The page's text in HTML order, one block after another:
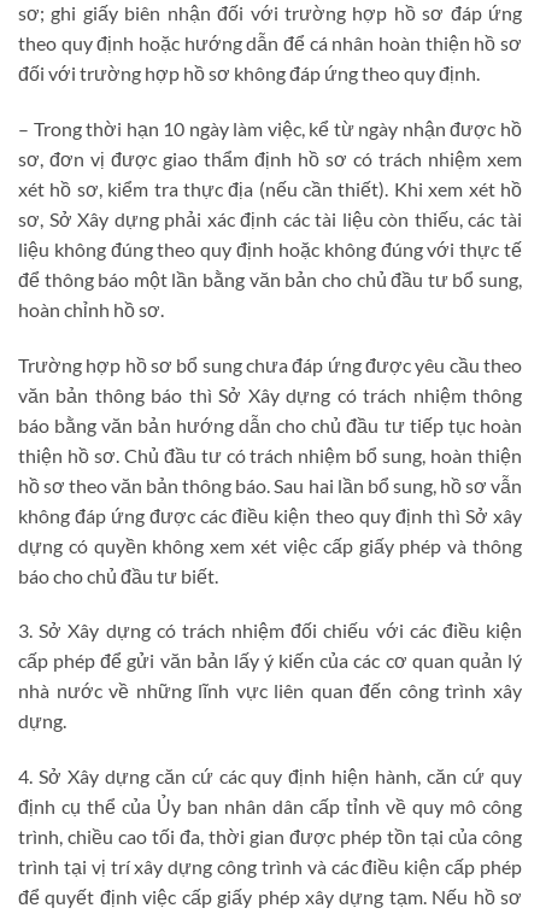
sơ; ghi giấy biên nhận đối với trường hợp hồ sơ đáp ứng
theo quy định hoặc hướng dẫn để cá nhân hoàn thiện hồ sơ
đối với trường hợp hồ sơ không đáp ứng theo quy định.
– Trong thời hạn 10 ngày làm việc, kể từ ngày nhận được hồ
sơ, đơn vị được giao thẩm định hồ sơ có trách nhiệm xem
xét hồ sơ, kiểm tra thực địa (nếu cần thiết). Khi xem xét hồ
sơ, Sở Xây dựng phải xác định các tài liệu còn thiếu, các tài
liệu không đúng theo quy định hoặc không đúng với thực tế
để thông báo một lần bằng văn bản cho chủ đầu tư bổ sung,
hoàn chỉnh hồ sơ.
Trường hợp hồ sơ bổ sung chưa đáp ứng được yêu cầu theo
văn bản thông báo thì Sở Xây dựng có trách nhiệm thông
báo bằng văn bản hướng dẫn cho chủ đầu tư tiếp tục hoàn
thiện hồ sơ. Chủ đầu tư có trách nhiệm bổ sung, hoàn thiện
hồ sơ theo văn bản thông báo. Sau hai lần bổ sung, hồ sơ vẫn
không đáp ứng được các điều kiện theo quy định thì Sở xây
dựng có quyền không xem xét việc cấp giấy phép và thông
báo cho chủ đầu tư biết.
3. Sở Xây dựng có trách nhiệm đối chiếu với các điều kiện
cấp phép để gửi văn bản lấy ý kiến của các cơ quan quản lý
nhà nước về những lĩnh vực liên quan đến công trình xây
dựng.
4. Sở Xây dựng căn cứ các quy định hiện hành, căn cứ quy
định cụ thể của Ủy ban nhân dân cấp tỉnh về quy mô công
trình, chiều cao tối đa, thời gian được phép tồn tại của công
trình tại vị trí xây dựng công trình và các điều kiện cấp phép
để quyết định việc cấp giấy phép xây dựng tạm. Nếu hồ sơ